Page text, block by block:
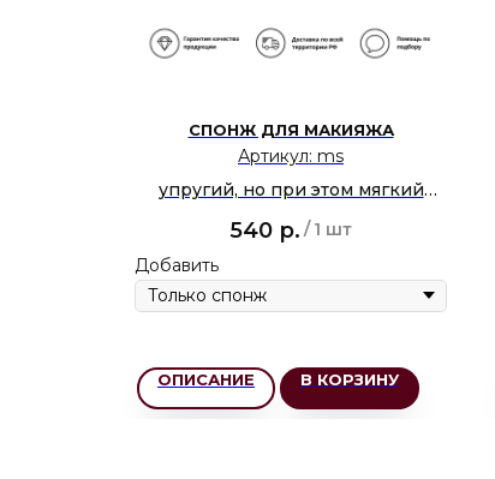
СПОНЖ ДЛЯ МАКИЯЖА
Артикул: ms
упругий, но при этом мягкий
sponge
540 р. / 1 шт
Добавить
ОПИСАНИЕ В КОРЗИНУ